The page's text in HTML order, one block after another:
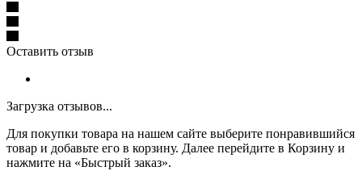
Оставить отзыв
Загрузка отзывов...
Для покупки товара на нашем сайте выберите понравившийся
товар и добавьте его в корзину. Далее перейдите в Корзину и
нажмите на «Быстрый заказ».